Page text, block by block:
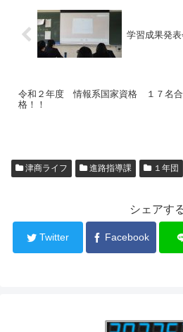
学習成果発表
令和２年度 情報系国家資格 １７名合
格！！
津商ライフ 進路指導課 １年団
シェアす
Twitter Facebook